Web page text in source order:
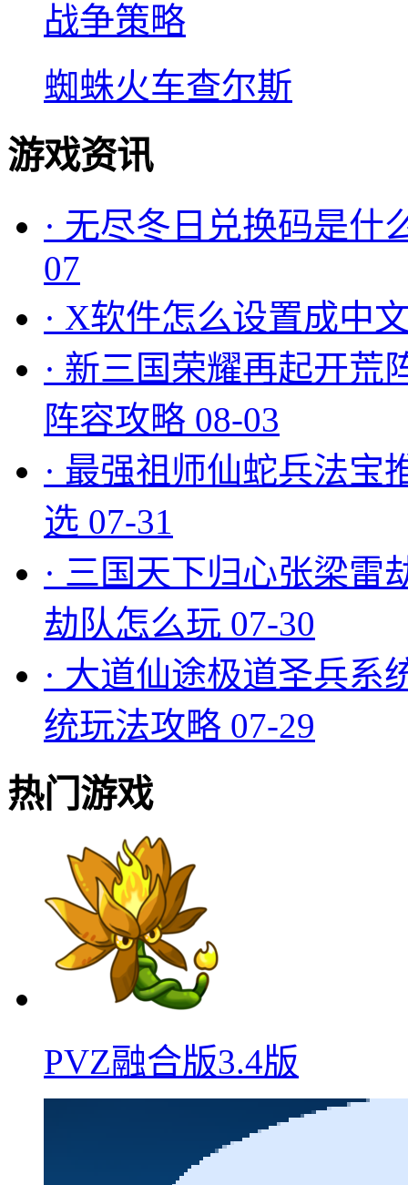
战争策略
蜘蛛火车查尔斯
游戏资讯
· 无尽冬日兑换码是什
07
· X软件怎么设置成中
· 新三国荣耀再起开荒
阵容攻略 08-03
· 最强祖师仙蛇兵法宝
选 07-31
· 三国天下归心张梁雷
劫队怎么玩 07-30
· 大道仙途极道圣兵系
统玩法攻略 07-29
热门游戏
PVZ融合版3.4版